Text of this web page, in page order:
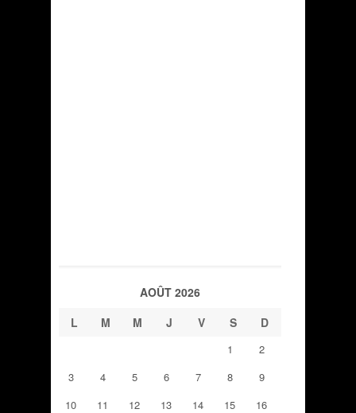
AOÛT 2026
L
M M J V S D
1
2
3
4 5 6 7 8
9
10
11 12 13 14 15
16